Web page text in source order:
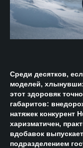
Среди десятков,
моделей,
этот здоровяк
габаритов:
натяжек конкурент
харизматичен,
вдобавок
подразделением